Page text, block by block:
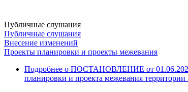
Публичные слушания
Публичные слушания
Внесение изменений
Проекты планировки и проекты межевания
Подробнее о ПОСТАНОВЛЕНИЕ от 01.06.2022
планировки и проекта межевания